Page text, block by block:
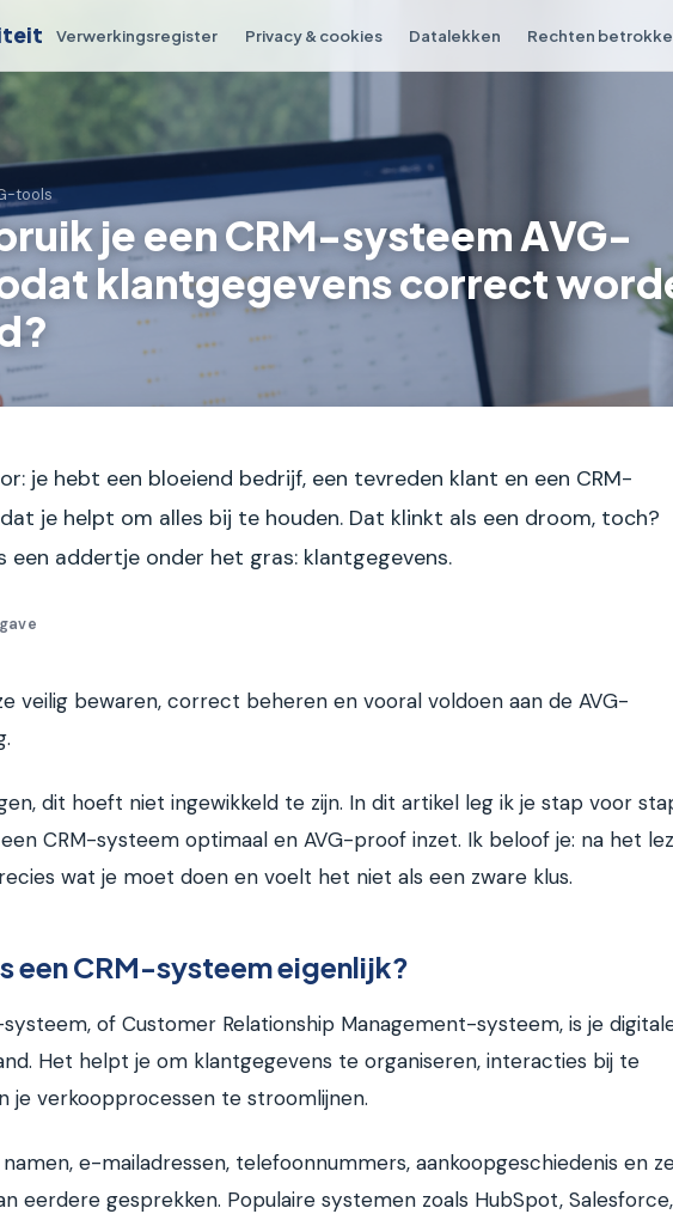
Verwerkingsregister Privacy & cookies Datalekken Rechten
tools
je een CRM-systeem AVG-
klantgegevens correct
je hebt een bloeiend bedrijf, een tevreden klant en een CRM-
je helpt om alles bij te houden. Dat klinkt als een droom, toch?
een addertje onder het gras: klantgegevens.
veilig bewaren, correct beheren en vooral voldoen aan de AVG-
dit hoeft niet ingewikkeld te zijn. In dit artikel leg ik je stap voor
CRM-systeem optimaal en AVG-proof inzet. Ik beloof je: na het
wat je moet doen en voelt het niet als een zware klus.
een CRM-systeem eigenlijk?
systeem, of Customer Relationship Management-systeem, is je
Het helpt je om klantgegevens te organiseren, interacties bij te
je verkoopprocessen te stroomlijnen.
namen, e-mailadressen, telefoonnummers, aankoopgeschiedenis en
eerdere gesprekken. Populaire systemen zoals HubSpot, Salesforce,